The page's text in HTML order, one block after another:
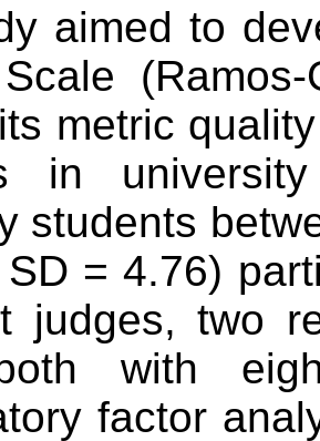
aimed to
metric
in
students
= 4.76)
judges, two
with
factor